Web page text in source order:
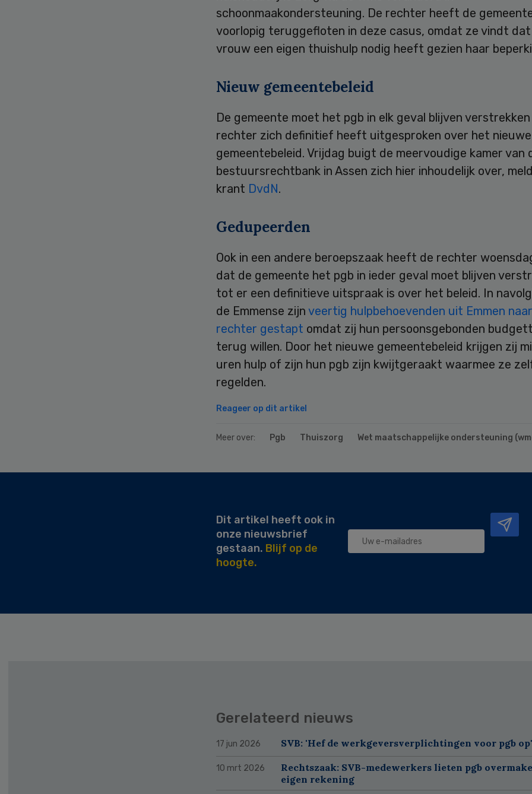
schoonmaakondersteuning. De rechter heeft de
voorlopig teruggefloten in deze casus, omdat ze vindt
vrouw een eigen thuishulp nodig heeft gezien haar
Nieuw gemeentebeleid
De gemeente moet het pgb in elk geval blijven
rechter zich definitief heeft uitgesproken over het nieuwe
gemeentebeleid. Vrijdag buigt de meervoudige kamer van
bestuursrechtbank in Assen zich hier inhoudelijk over,
krant DvdN.
Gedupeerden
Ook in een andere beroepszaak heeft de rechter
dat de gemeente het pgb in ieder geval moet blijven
tot er een definitieve uitspraak is over het beleid. In
de Emmense zijn veertig hulpbehoevenden uit Emmen
rechter gestapt omdat zij hun persoonsgebonden
terug willen. Door het nieuwe gemeentebeleid krijgen zij
uren hulp of zijn hun pgb zijn kwijtgeraakt waarmee ze
regelden.
Reageer op dit artikel
Meer over: Pgb Thuiszorg Wet maatschappelijke ondersteuning
Dit artikel heeft ook in
onze nieuwsbrief
gestaan. Blijf op de
hoogte.
Gerelateerd nieuws
17 jun 2026 SVB: 'Hef de werkgeversverplichtingen voor pgb op'
10 mrt 2026
Rechtszaak: SVB-medewerkers lieten pgb
eigen rekening